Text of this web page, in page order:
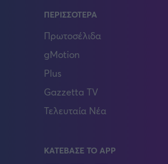
ΠΕΡΙΣΣΟΤΕΡΑ
Πρωτοσέλιδα
gMotion
Plus
Gazzetta TV
Τελευταία Νέα
ΚΑΤΕΒΑΣΕ ΤΟ APP